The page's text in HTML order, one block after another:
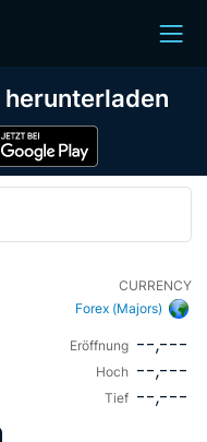
CURRENCY
Forex (Majors)
Eröffnung --,---
Hoch --,---
Tief --,---
herunterladen